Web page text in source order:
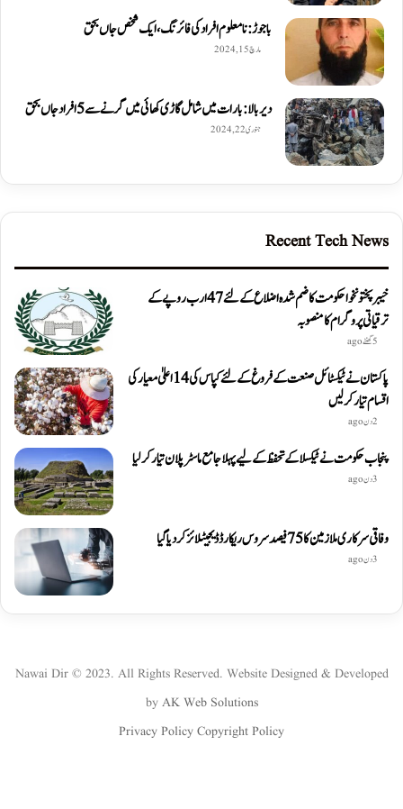
باجوڑ: نامعلوم افراد کی فائرنگ، ایک شخص جاں بحق
مارچ 15, 2024
دیربالا: بارات میں شامل گاڑی کھائی میں گرنے سے 5 افراد جاں بحق
جنوری 22, 2024
Recent Tech News
خیبرپختونخوا حکومت کا ضم شدہ اضلاع کے لئے 47 ارب روپے کے
ترقیاتی پروگرام کا منصوبہ
5 گھنٹے ago
پاکستان نے ٹیکسٹائل صنعت کے فروغ کے لئے کپاس کی 14 اعلیٰ معیار کی
اقسام تیار کر لیں
2 دن ago
پنجاب حکومت نے ٹیکسلا کے تحفظ کے لیے پہلا جامع ماسٹر پلان تیار کر لیا
3 دن ago
وفاقی سرکاری ملازمین کا 75 فیصد سروس ریکارڈ ڈیجیٹلائز کر دیا گیا
3 دن ago
Nawai Dir © 2023. All Rights Reserved. Website Designed & Developed
by AK Web Solutions
Privacy Policy Copyright Policy